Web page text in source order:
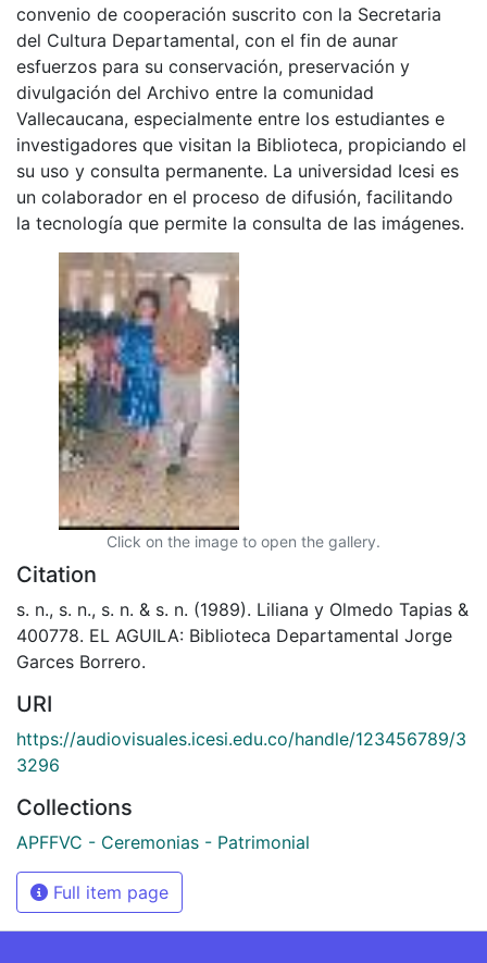
convenio de cooperación suscrito con la Secretaria
del Cultura Departamental, con el fin de aunar
esfuerzos para su conservación, preservación y
divulgación del Archivo entre la comunidad
Vallecaucana, especialmente entre los estudiantes e
investigadores que visitan la Biblioteca, propiciando el
su uso y consulta permanente. La universidad Icesi es
un colaborador en el proceso de difusión, facilitando
la tecnología que permite la consulta de las imágenes.
Click on the image to open the gallery.
Citation
s. n., s. n., s. n. & s. n. (1989). Liliana y Olmedo Tapias &
400778. EL AGUILA: Biblioteca Departamental Jorge
Garces Borrero.
URI
https://audiovisuales.icesi.edu.co/handle/123456789/3
3296
Collections
APFFVC - Ceremonias - Patrimonial
Full item page